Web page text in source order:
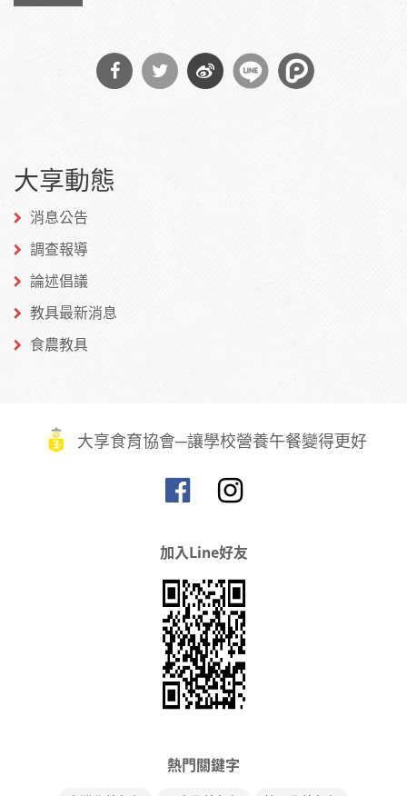
Facebook
大享動態
消息公告
調查報導
論述倡議
教具最新消息
食農教具
大享食育協會─讓學校營養午餐變得更好
加入Line好友
熱門關鍵字